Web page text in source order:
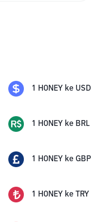
1 HONEY ke USD
1 HONEY ke BRL
1 HONEY ke GBP
1 HONEY ke TRY